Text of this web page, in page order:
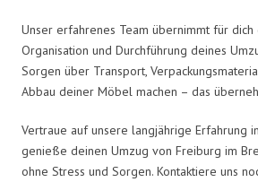
Unser erfahrenes Team übernimmt für dich
Organisation und Durchführung deines
Sorgen über Transport,
Abbau deiner Möbel machen – das
Vertraue auf unsere langjährige Erfahrung
genieße deinen Umzug von Freiburg im
ohne Stress und Sorgen. Kontaktiere uns